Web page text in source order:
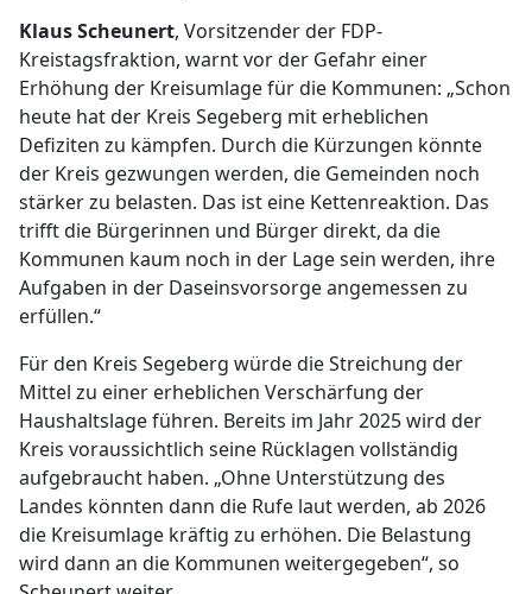
Klaus Scheunert, Vorsitzender der FDP-
Kreistagsfraktion, warnt vor der Gefahr einer
Erhöhung der Kreisumlage für die Kommunen: „Schon
heute hat der Kreis Segeberg mit erheblichen
Defiziten zu kämpfen. Durch die Kürzungen könnte
der Kreis gezwungen werden, die Gemeinden noch
stärker zu belasten. Das ist eine Kettenreaktion. Das
trifft die Bürgerinnen und Bürger direkt, da die
Kommunen kaum noch in der Lage sein werden, ihre
Aufgaben in der Daseinsvorsorge angemessen zu
erfüllen.“
Für den Kreis Segeberg würde die Streichung der
Mittel zu einer erheblichen Verschärfung der
Haushaltslage führen. Bereits im Jahr 2025 wird der
Kreis voraussichtlich seine Rücklagen vollständig
aufgebraucht haben. „Ohne Unterstützung des
Landes könnten dann die Rufe laut werden, ab 2026
die Kreisumlage kräftig zu erhöhen. Die Belastung
wird dann an die Kommunen weitergegeben“, so